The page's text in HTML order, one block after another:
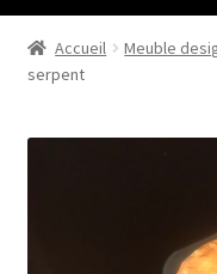
Accueil
À propos de
Boutique
Accueil Meuble
serpent